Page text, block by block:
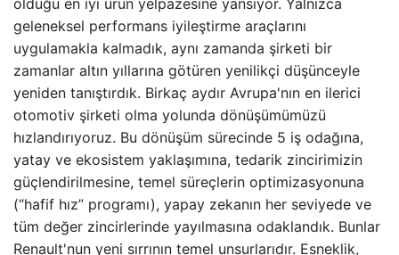
olduğu en iyi ürün yelpazesine yansıyor. Yalnızca
geleneksel performans iyileştirme araçlarını
uygulamakla kalmadık, aynı zamanda şirketi bir
zamanlar altın yıllarına götüren yenilikçi düşünceyle
yeniden tanıştırdık. Birkaç aydır Avrupa'nın en ilerici
otomotiv şirketi olma yolunda dönüşümümüzü
hızlandırıyoruz. Bu dönüşüm sürecinde 5 iş odağına,
yatay ve ekosistem yaklaşımına, tedarik zincirimizin
güçlendirilmesine, temel süreçlerin optimizasyonuna
(“hafif hız” programı), yapay zekanın her seviyede ve
tüm değer zincirlerinde yayılmasına odaklandık. Bunlar
Renault'nun yeni sırrının temel unsurlarıdır. Esneklik,